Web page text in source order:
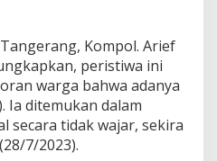
Kompol. Arief
peristiwa ini
warga bahwa adanya
Ia ditemukan dalam
secara tidak wajar, sekira
7/2023).